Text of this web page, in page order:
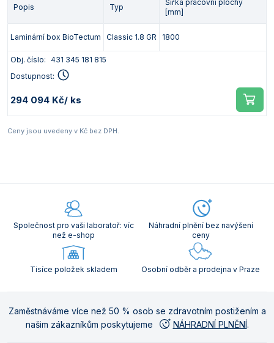
Popis Typ
Šířka pracovní plochy
[mm]
Laminární box BioTectum Classic 1.8 GR 1800
Obj. číslo: 431 345 181 815
Dostupnost:
294 094 Kč/ ks
Ceny jsou uvedeny v Kč bez DPH.
Společnost pro vaši laboratoř: víc
než e-shop
Náhradní plnění bez navýšení
ceny
Tisíce položek skladem Osobní odběr a prodejna v Praze
Zaměstnáváme více než 50 % osob se zdravotním postižením a
našim zákazníkům poskytujeme
NÁHRADNÍ PLNĚNÍ.